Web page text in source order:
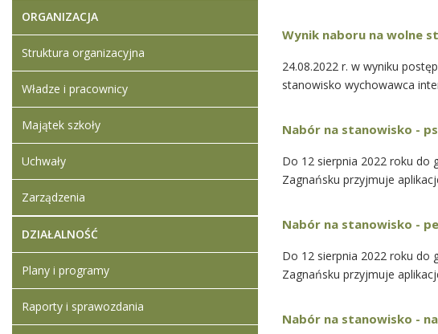
Wynik naboru na wolne
24.08.2022 r. w wyniku
stanowisko wychowawca
Nabór na stanowisko -
Do 12 sierpnia 2022 roku do
Zagnańsku przyjmuje
Nabór na stanowisko -
Do 12 sierpnia 2022 roku do
Zagnańsku przyjmuje
Nabór na stanowisko -
ORGANIZACJA
Struktura organizacyjna
Władze i pracownicy
Majątek szkoły
Uchwały
Zarządzenia
DZIAŁALNOŚĆ
Plany i programy
Raporty i sprawozdania